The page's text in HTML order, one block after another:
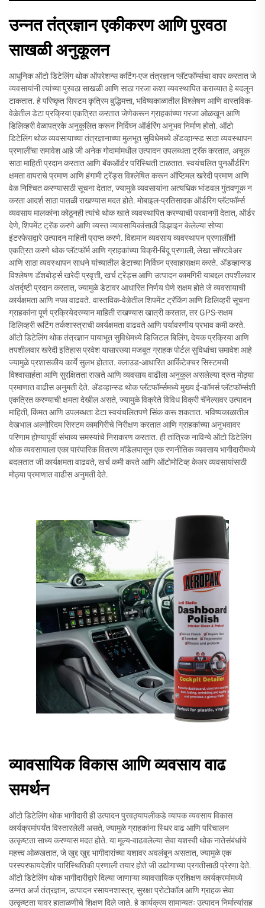
उन्नत तंत्रज्ञान एकीकरण आणि पुरवठा
साखळी अनुकूलन
आधुनिक ऑटो डिटेलिंग थोक ऑपरेशन्स कटिंग-एज तंत्रज्ञान प्लॅटफॉर्म्सचा वापर करतात जे
व्यवसायांनी त्यांच्या पुरवठा साखळी आणि साठा गरजा कशा व्यवस्थापित कराव्यात हे बदलून
टाकतात. हे परिष्कृत सिस्टम कृत्रिम बुद्धिमत्ता, भविष्यकाळातील विश्लेषण आणि वास्तविक-
वेळेतील डेटा प्रक्रिया एकत्रित करतात जेणेकरून ग्राहकांच्या गरजा ओळखून आणि
डिलिव्हरी वेळापत्रके अनुकूलित करून निर्विघ्न ऑर्डरिंग अनुभव निर्माण होतो. ऑटो
डिटेलिंग थोक व्यवसायाच्या तंत्रज्ञानाच्या मुलभूत सुविधेमध्ये अ‍ॅडव्हान्स्ड साठा व्यवस्थापन
प्रणालींचा समावेश आहे जी अनेक गोदामांमधील उत्पादन उपलब्धता ट्रॅक करतात, अचूक
साठा माहिती प्रदान करतात आणि बॅकऑर्डर परिस्थिती टाळतात. स्वयंचलित पुनर्ऑर्डरिंग
क्षमता वापराचे प्रमाण आणि हंगामी ट्रेंड्स विश्लेषित करून ऑप्टिमल खरेदी प्रमाण आणि
वेळ निश्चित करण्यासाठी सूचना देतात, ज्यामुळे व्यवसायांना अत्यधिक भांडवल गुंतवणूक न
करता आदर्श साठा पातळी राखण्यास मदत होते. मोबाइल-प्रतिसादक ऑर्डरिंग प्लॅटफॉर्म्स
व्यवसाय मालकांना कोठूनही त्यांचे थोक खाते व्यवस्थापित करण्याची परवानगी देतात, ऑर्डर
देणे, शिपमेंट ट्रॅक करणे आणि व्यस्त व्यावसायिकांसाठी डिझाइन केलेल्या सोप्या
इंटरफेसद्वारे उत्पादन माहिती प्राप्त करणे. विद्यमान व्यवसाय व्यवस्थापन प्रणालींशी
एकत्रित करणे थोक प्लॅटफॉर्म आणि ग्राहकांच्या विक्री-बिंदू प्रणाली, लेखा सॉफ्टवेअर
आणि साठा व्यवस्थापन साधने यांच्यातील डेटाच्या निर्विघ्न प्रवाहासक्षम करते. अ‍ॅडव्हान्स्ड
विश्लेषण डॅशबोर्ड्स खरेदी प्रवृत्ती, खर्च ट्रेंड्स आणि उत्पादन कामगिरी याबद्दल तपशीलवार
अंतर्दृष्टी प्रदान करतात, ज्यामुळे डेटावर आधारित निर्णय घेणे सक्षम होते जे व्यवसायाची
कार्यक्षमता आणि नफा वाढवते. वास्तविक-वेळेतील शिपमेंट ट्रॅकिंग आणि डिलिव्हरी सूचना
ग्राहकांना पूर्ण प्रक्रियेदरम्यान माहिती राखण्यास खात्री करतात, तर GPS-सक्षम
डिलिव्हरी रूटिंग तर्कशास्त्राची कार्यक्षमता वाढवते आणि पर्यावरणीय प्रभाव कमी करते.
ऑटो डिटेलिंग थोक तंत्रज्ञान पायाभूत सुविधेमध्ये डिजिटल बिलिंग, देयक प्रक्रिया आणि
तपशीलवार खरेदी इतिहास प्रवेश यासारख्या मजबूत ग्राहक पोर्टल सुविधांचा समावेश आहे
ज्यामुळे प्रशासकीय कार्ये सुलभ होतात. क्लाउड-आधारित आर्किटेक्चर सिस्टमची
विश्वासार्हता आणि सुरक्षितता राखते आणि व्यवसाय वाढीला अनुकूल असलेल्या द्रुत मोठ्या
प्रमाणात वाढीस अनुमती देते. अ‍ॅडव्हान्स्ड थोक प्लॅटफॉर्म्समध्ये मुख्य ई-कॉमर्स प्लॅटफॉर्म्सशी
एकत्रित करण्याची क्षमता देखील असते, ज्यामुळे विक्रेते विविध विक्री चॅनेल्सवर उत्पादन
माहिती, किंमत आणि उपलब्धता डेटा स्वयंचलितपणे सिंक करू शकतात. भविष्यकाळातील
देखभाल अल्गोरिदम सिस्टम कामगिरीचे निरीक्षण करतात आणि ग्राहकांच्या अनुभवावर
परिणाम होण्यापूर्वी संभाव्य समस्यांचे निराकरण करतात. ही तांत्रिक नाविन्ये ऑटो डिटेलिंग
थोक व्यवसायाला एका पारंपारिक वितरण मॉडेलपासून एक रणनीतिक व्यवसाय भागीदारीमध्ये
बदलतात जी कार्यक्षमता वाढवते, खर्च कमी करते आणि ऑटोमोटिव्ह केअर व्यवसायांसाठी
मोठ्या प्रमाणात वाढीस अनुमती देते.
व्यावसायिक विकास आणि व्यवसाय वाढ
समर्थन
ऑटो डिटेलिंग थोक भागीदारी ही उत्पादन पुरवठ्यापलीकडे व्यापक व्यवसाय विकास
कार्यक्रमांपर्यंत विस्तारलेली असते, ज्यामुळे ग्राहकांना स्थिर वाढ आणि परिचालन
उत्कृष्टता साध्य करण्यास मदत होते. या मूल्य-वाढवलेल्या सेवा यशस्वी थोक नातेसंबंधांचे
महत्त्व ओळखतात, जे खुद्द खुद्द भागीदारांच्या यशावर अवलंबून असतात, ज्यामुळे एक
परस्परफायदेशीर पारिस्थितिकी प्रणाली तयार होते जी उद्योगाच्या प्रगतीसाठी प्रेरणा देते.
ऑटो डिटेलिंग थोक भागीदारीद्वारे दिल्या जाणाऱ्या व्यावसायिक प्रशिक्षण कार्यक्रमांमध्ये
उन्नत अर्ज तंत्रज्ञान, उत्पादन रसायनशास्त्र, सुरक्षा प्रोटोकॉल आणि ग्राहक सेवा
उत्कृष्टता यावर हाताळणीचे शिक्षण दिले जाते. हे कार्यक्रम सामान्यतः उत्पादन निर्मात्यांसह